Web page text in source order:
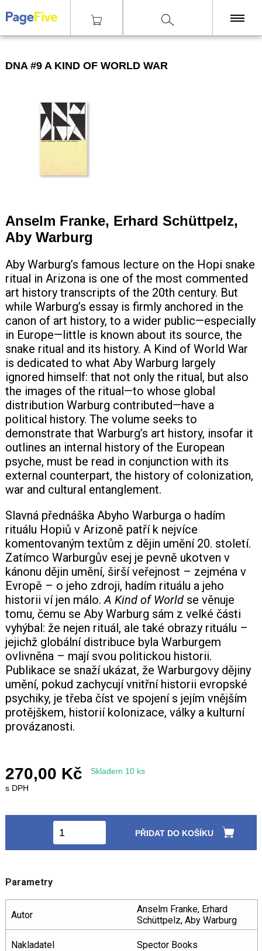
ČASOPISY
OSTATNÍ
NAKLADATELSTVÍ
Poštovné zdarmanad 2500 Kč, Osobní odběr v Praze i v Brně
+420 771 147 600
info@pagefive.com
Přihlásit se
|Knihy|Teorie DNA #9 A Kind of World War
DNA #9 A KIND OF WORLD WAR
Anselm Franke, Erhard Schüttpelz,
Aby Warburg
Aby Warburg’s famous lecture on the Hopi snake
ritual in Arizona is one of the most commented
art history transcripts of the 20th century. But
while Warburg’s essay is firmly anchored in the
canon of art history, to a wider public—especially
in Europe—little is known about its source, the
snake ritual and its history. A Kind of World War
is dedicated to what Aby Warburg largely
ignored himself: that not only the ritual, but also
the images of the ritual—to whose global
distribution Warburg contributed—have a
political history. The volume seeks to
demonstrate that Warburg’s art history, insofar it
outlines an internal history of the European
psyche, must be read in conjunction with its
external counterpart, the history of colonization,
war and cultural entanglement.
Slavná přednáška Abyho Warburga o hadím
rituálu Hopiů v Arizoně patří k nejvíce
komentovaným textům z dějin umění 20. století.
Zatímco Warburgův esej je pevně ukotven v
kánonu dějin umění, širší veřejnost – zejména v
Evropě – o jeho zdroji, hadím rituálu a jeho
historii ví jen málo.A Kind of Worldse věnuje
tomu, čemu se Aby Warburg sám z velké části
vyhýbal: že nejen rituál, ale také obrazy rituálu –
jejichž globální distribuce byla Warburgem
ovlivněna – mají svou politickou historii.
Publikace se snaží ukázat, že Warburgovy dějiny
umění, pokud zachycují vnitřní historii evropské
psychiky, je třeba číst ve spojení s jejím vnějším
protějškem, historií kolonizace, války a kulturní
provázanosti.
270,00 Kč
Skladem 10 ks
s DPH
PŘIDAT DO KOŠÍKU
Parametry
Autor
Anselm Franke, Erhard
Schüttpelz, Aby Warburg
Nakladatel Spector Books